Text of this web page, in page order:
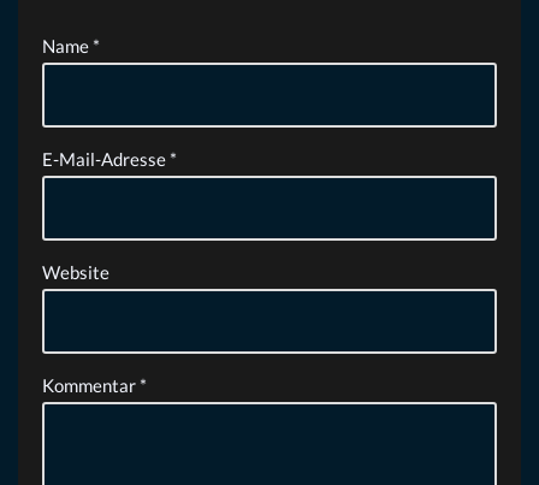
Name *
E-Mail-Adresse *
Website
Kommentar *